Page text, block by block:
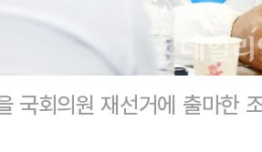
국회의원 재선거에 출마한